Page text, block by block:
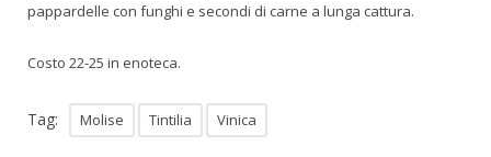
pappardelle con funghi e secondi di carne a lunga cattura.
Costo 22-25 in enoteca.
Tag: Molise Tintilia Vinica